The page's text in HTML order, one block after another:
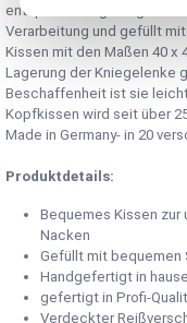
entspannte Lagerung im
Verarbeitung und gefüllt
Kissen mit den Maßen 40 x
Lagerung der Kniegelenke
Beschaffenheit ist sie
Kopfkissen wird seit über
Made in Germany- in 20
Produktdetails:
Bequemes Kissen zur
Nacken
Gefüllt mit
Handgefertigt in
gefertigt in Profi-
Verdeckter